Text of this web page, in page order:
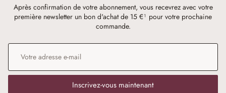
Après confirmation de votre abonnement, vous recevrez avec votre
première newsletter un bon d'achat de 15 €¹ pour votre prochaine
commande.
Adresse e-mail*
Inscrivez-vous maintenant